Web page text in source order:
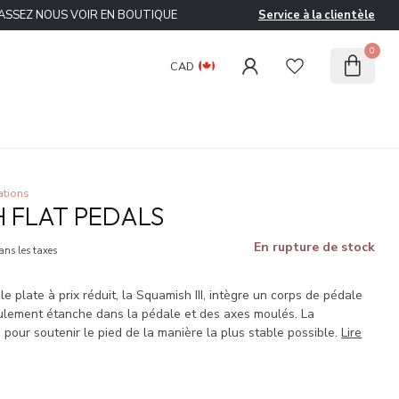
NOUS VOIR EN BOUTIQUE Service à la clientèle
CAD
0
FLAT PEDALS
les taxes En rupture de stock
plate à prix réduit, la Squamish III, intègre un corps de pédale
étanche dans la pédale et des axes moulés. La
soutenir le pied de la manière la plus stable possible.Lire